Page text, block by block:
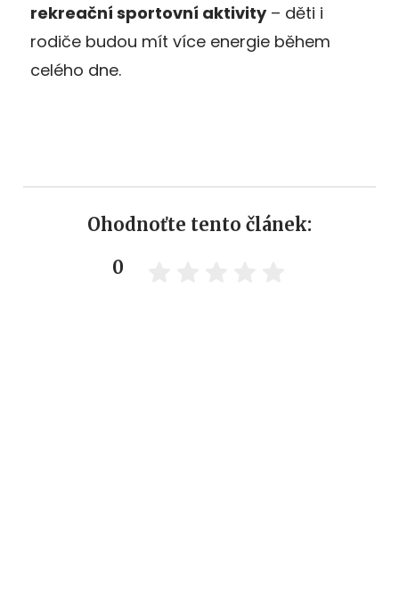
rekreační sportovní aktivity– děti i
rodiče budou mít více energie během
celého dne.
Ohodnoťte tento článek:
0